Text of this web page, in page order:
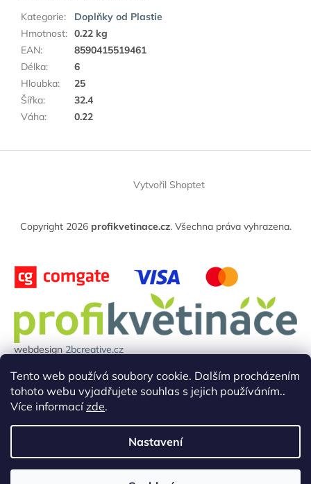
Tento web používá soubory cookie. Dalším procházením
tohoto webu vyjadřujete souhlas s jejich používáním..
Více informacízde.
Nastavení
Kategorie:
Doplňky od Plastie
Hmotnost: 0.22 kg
EAN:
8590415519461
Délka:
6
Hloubka:
25
Šířka:
32.4
Váha: 0.22
Z
Vytvořil Shoptet
Copyright 2026 profikvetinace.cz. Všechna práva vyhrazena.
webdesign2bcreative.cz